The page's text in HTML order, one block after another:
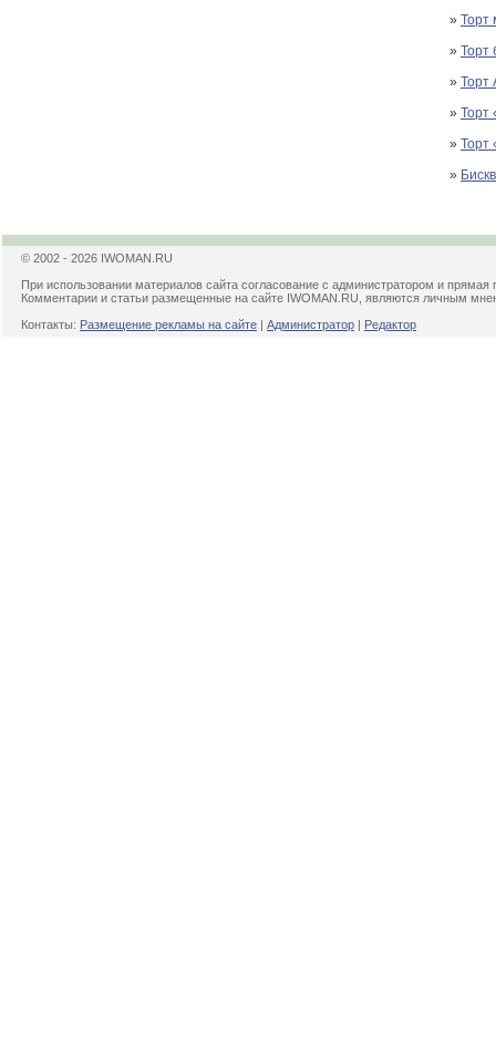
» Торт
» Торт
» Торт
» Торт
» Торт
»
© 2002 - 2026 IWOMAN.RU
При использовании материалов сайта согласование с администратором и прямая
Комментарии и статьи размещенные на сайте IWOMAN.RU, являются личным
Контакты: Размещение рекламы на сайте | Администратор | Редактор